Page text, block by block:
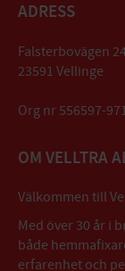
ADRESS
Falsterbovägen
23591 Vellinge
Org nr 556597-
OM VELLTRA
Välkommen till
Med över 30 år i
både
erfarenhet och